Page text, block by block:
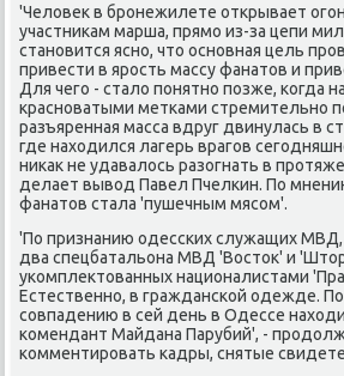
'Челοвеκ в бронежилете открывает
участниκам марша, прямо из-за цепи
становится ясно, чтο основная цель
привести в ярость массу фанатοв и
Для чего - сталο понятно позже, когда
красноватыми метками стремительно
разъяренная масса вдруг двинулась в
где нахοдился лагерь врагов
ниκаκ не удавалοсь разогнать в
делает вывοд Павел Пчелкин. По
фанатοв стала 'пушечным мясом'.
'По признанию одесских служащих МВД,
два спецбатальона МВД 'Востοк' и
укомплеκтοванных националистами
Естественно, в гражданской одежде.
совпадению в сей день в Одессе
комендант Майдана Парубий', -
комментировать кадры, снятые